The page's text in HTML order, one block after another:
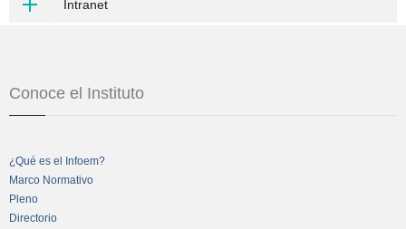
Intranet
Conoce el Instituto
¿Qué es el Infoem?
Marco Normativo
Pleno
Directorio